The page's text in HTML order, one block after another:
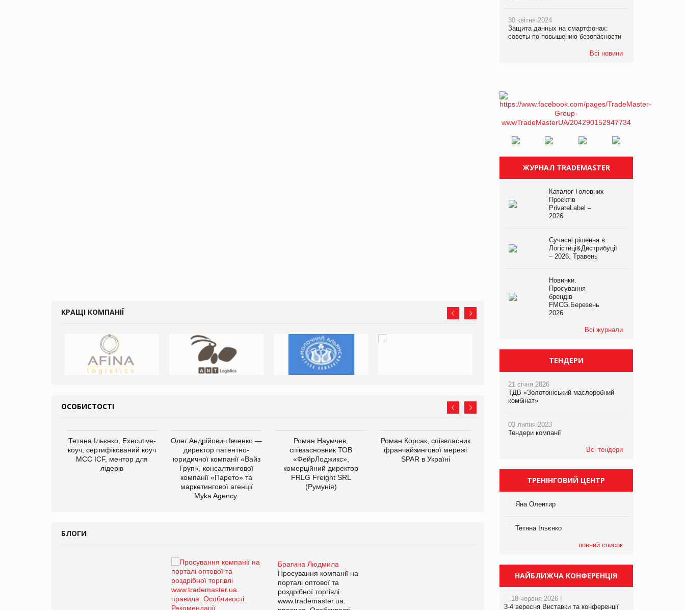
КРАЩІ КОМПАНІЇ
ОСОБИСТОСТІ
Тетяна Ільєнко, Executive-
коуч, сертифікований коуч
МСС ICF, ментор для
лідерів
Олег Андрійович Івченко —
директор патентно-
юридичної компанії «Вайз
Груп», консалтингової
компанії «Парето» та
маркетингової агенції
Myka Agency.
Роман Наумчев,
співзасновник ТОВ
«ФейрЛоджикс»,
комерційний директор
FRLG Freight SRL
(Румунія)
Роман Корсак, співвласник
франчайзингової мережі
SPAR в Україні
виробництва
компанії «УкраМарин»
БЛОГИ
Брагина Людмила
Просування компанії на
порталі оптової та
роздрібної торгівлі
www.trademaster.ua.
Брагина Людмила
Просування компанії на
www.trademaster.ua.
30 квітня 2024
Защита данных на смартфонах:
советы по повышению безопасности
Всі новини
ЖУРНАЛ TRADEMASTER
Каталог Головних
Проєктів
PrivateLabel –
2026
Сучасні рішення в
Логістиці&Дистрибуції
– 2026. Травень
Новинки.
Просування
брендів
FMCG.Березень
2026
Всі журнали
ТЕНДЕРИ
21 січня 2026
ТДВ «Золотоніський маслоробний
комбінат»
03 липня 2023
Тендери компанії
Всі тендери
ТРЕНІНГОВИЙ ЦЕНТР
Яна Олентир
Тетяна Ільєнко
повний список
НАЙБЛИЖЧА КОНФЕРЕНЦІЯ
18 червня 2026 |
3-4 вересня Виставки та конференції